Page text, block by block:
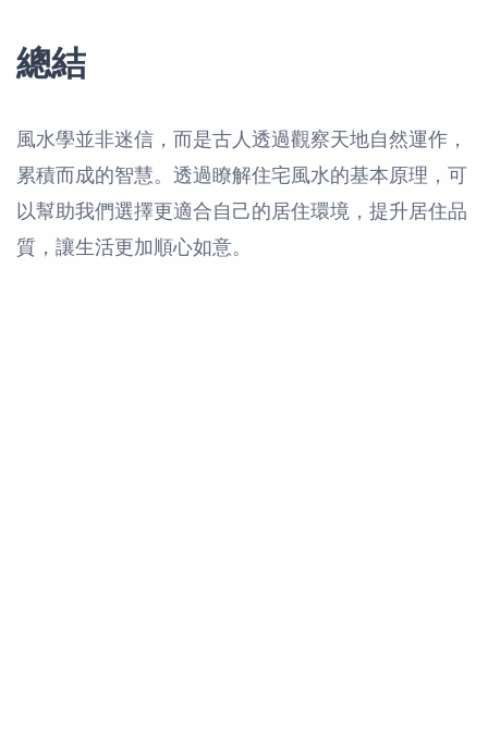
總結
風水學並非迷信，而是古人透過觀察天地自然運作，
累積而成的智慧。透過瞭解住宅風水的基本原理，可
以幫助我們選擇更適合自己的居住環境，提升居住品
質，讓生活更加順心如意。